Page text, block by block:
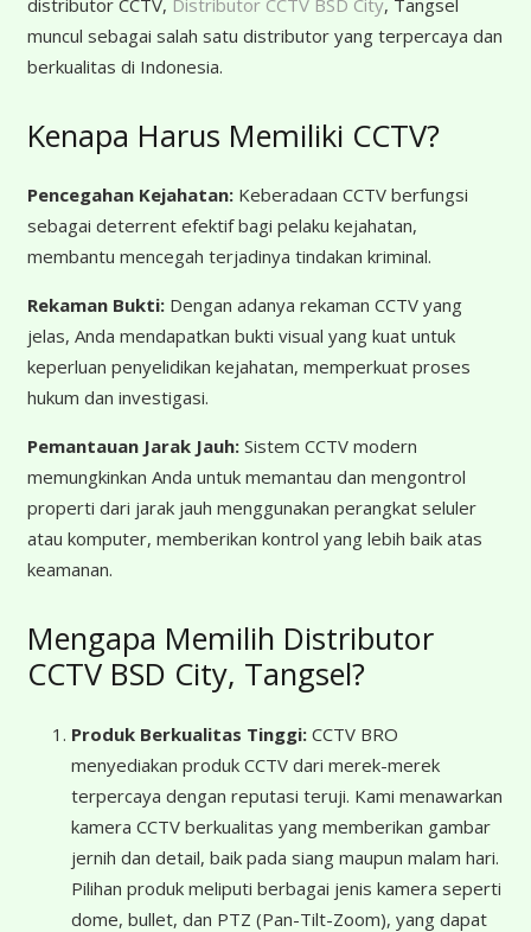
muncul sebagai salah satu distributor yang terpercaya dan
berkualitas di Indonesia.
Kenapa Harus Memiliki CCTV?
Pencegahan Kejahatan:Keberadaan CCTV berfungsi
sebagai deterrent efektif bagi pelaku kejahatan,
membantu mencegah terjadinya tindakan kriminal.
Rekaman Bukti:Dengan adanya rekaman CCTV yang
jelas, Anda mendapatkan bukti visual yang kuat untuk
keperluan penyelidikan kejahatan, memperkuat proses
hukum dan investigasi.
Pemantauan Jarak Jauh:Sistem CCTV modern
memungkinkan Anda untuk memantau dan mengontrol
properti dari jarak jauh menggunakan perangkat seluler
atau komputer, memberikan kontrol yang lebih baik atas
keamanan.
Mengapa Memilih Distributor
CCTV BSD City, Tangsel?
Produk Berkualitas Tinggi: CCTV BRO
menyediakan produk CCTV dari merek-merek
terpercaya dengan reputasi teruji. Kami menawarkan
kamera CCTV berkualitas yang memberikan gambar
jernih dan detail, baik pada siang maupun malam hari.
Pilihan produk meliputi berbagai jenis kamera seperti
dome, bullet, dan PTZ (Pan-Tilt-Zoom), yang dapat